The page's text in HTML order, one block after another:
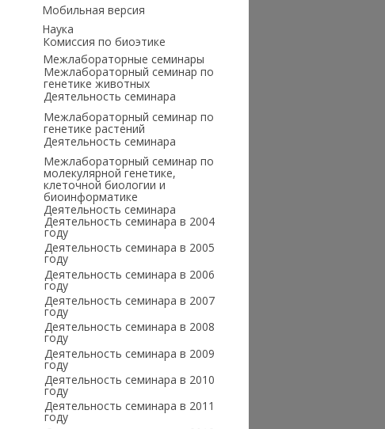
Мобильная версия
Наука
Комиссия по биоэтике
Межлабораторные семинары
Межлабораторный семинар по
генетике животных
Деятельность семинара
Межлабораторный семинар по
генетике растений
Деятельность семинара
Межлабораторный семинар по
молекулярной генетике,
клеточной биологии и
биоинформатике
Деятельность семинара
Деятельность семинара в 2004
году
Деятельность семинара в 2005
году
Деятельность семинара в 2006
году
Деятельность семинара в 2007
году
Деятельность семинара в 2008
году
Деятельность семинара в 2009
году
Деятельность семинара в 2010
году
Деятельность семинара в 2011
году